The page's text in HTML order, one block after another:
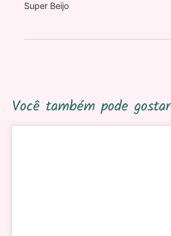
Super Beijo
Você também pode gostar